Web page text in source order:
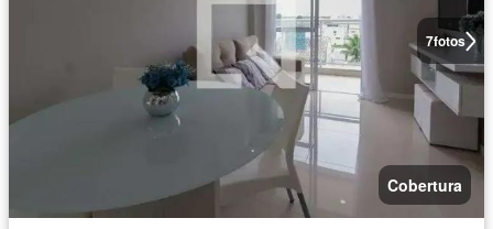
7fotos
Cobertura